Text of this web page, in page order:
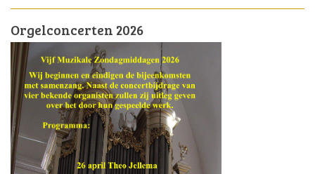
Orgelconcerten 2026